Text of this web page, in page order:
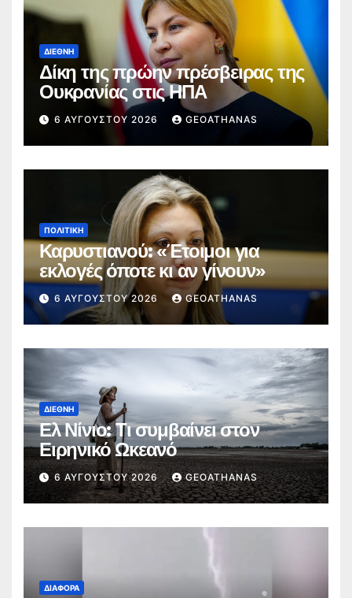
ΔΙΕΘΝΉ
Δίκη της πρώην πρέσβειρας της
Ουκρανίας στις ΗΠΑ
6 ΑΥΓΟΎΣΤΟΥ 2026 GEOATHANAS
ΠΟΛΙΤΙΚΉ
Καρυστιανού: «Έτοιμοι για
εκλογές όποτε κι αν γίνουν»
6 ΑΥΓΟΎΣΤΟΥ 2026 GEOATHANAS
ΔΙΕΘΝΉ
Ελ Νίνιο: Τι συμβαίνει στον
Ειρηνικό Ωκεανό
6 ΑΥΓΟΎΣΤΟΥ 2026 GEOATHANAS
ΔΙΆΦΟΡΑ